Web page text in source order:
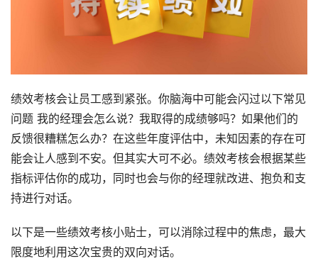
绩效考核会让员工感到紧张。你脑海中可能会闪过以下常见
问题 我的经理会怎么说？我取得的成绩够吗？如果他们的
反馈很糟糕怎么办？在这些年度评估中，未知因素的存在可
能会让人感到不安。但其实大可不必。绩效考核会根据某些
指标评估你的成功，同时也会与你的经理就改进、抱负和支
持进行对话。
以下是一些绩效考核小贴士，可以消除过程中的焦虑，最大
限度地利用这次宝贵的双向对话。